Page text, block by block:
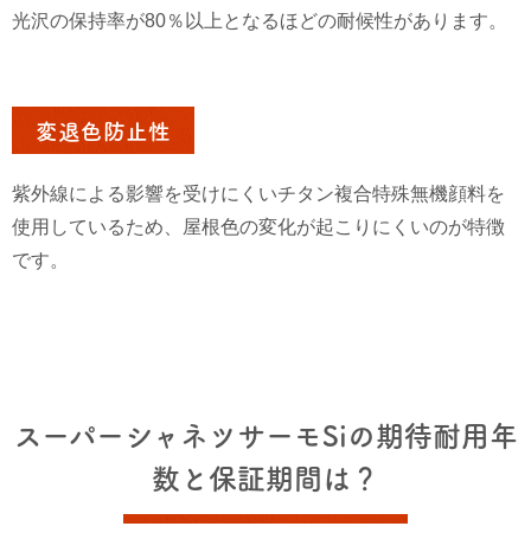
光沢の保持率が80％以上となるほどの耐候性があります。
変退色防止性
紫外線による影響を受けにくいチタン複合特殊無機顔料を
使用しているため、屋根色の変化が起こりにくいのが特徴
です。
スーパーシャネツサーモSiの期待耐用年
数と保証期間は？